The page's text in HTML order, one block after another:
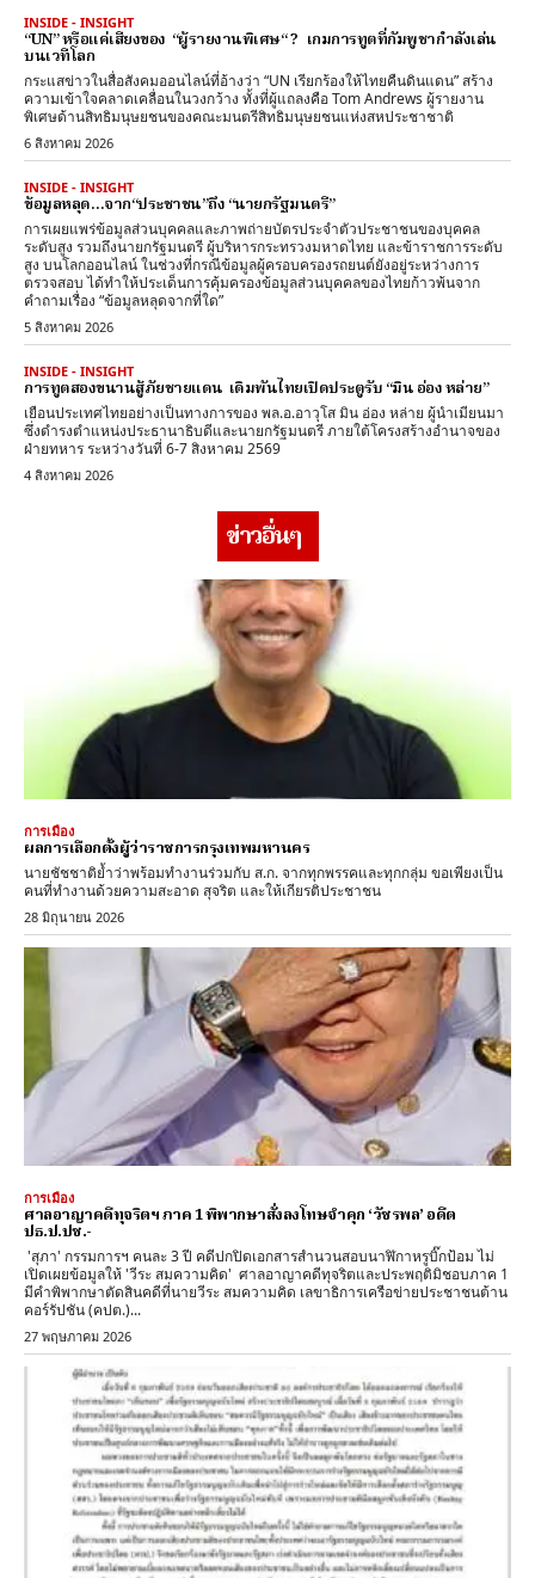
INSIDE - INSIGHT
“UN” หรือแค่เสียงของ “ผู้รายงานพิเศษ“ ? เกมการทูตที่กัมพูชากำลังเล่น
บนเวทีโลก
กระแสข่าวในสื่อสังคมออนไลน์ที่อ้างว่า “UN เรียกร้องให้ไทยคืนดินแดน” สร้าง
ความเข้าใจคลาดเคลื่อนในวงกว้าง ทั้งที่ผู้แถลงคือ Tom Andrews ผู้รายงาน
พิเศษด้านสิทธิมนุษยชนของคณะมนตรีสิทธิมนุษยชนแห่งสหประชาชาติ
6 สิงหาคม 2026
INSIDE - INSIGHT
ข้อมูลหลุด…จาก“ประชาชน”ถึง “นายกรัฐมนตรี”
การเผยแพร่ข้อมูลส่วนบุคคลและภาพถ่ายบัตรประจำตัวประชาชนของบุคคล
ระดับสูง รวมถึงนายกรัฐมนตรี ผู้บริหารกระทรวงมหาดไทย และข้าราชการระดับ
สูง บนโลกออนไลน์ ในช่วงที่กรณีข้อมูลผู้ครอบครองรถยนต์ยังอยู่ระหว่างการ
ตรวจสอบ ได้ทำให้ประเด็นการคุ้มครองข้อมูลส่วนบุคคลของไทยก้าวพ้นจาก
คำถามเรื่อง “ข้อมูลหลุดจากที่ใด”
5 สิงหาคม 2026
INSIDE - INSIGHT
การทูตสองขนานสู้ภัยชายแดน เดิมพันไทยเปิดประตูรับ “มิน อ่อง หล่าย”
เยือนประเทศไทยอย่างเป็นทางการของ พล.อ.อาวุโส มิน อ่อง หล่าย ผู้นำเมียนมา
ซึ่งดำรงตำแหน่งประธานาธิบดีและนายกรัฐมนตรี ภายใต้โครงสร้างอำนาจของ
ฝ่ายทหาร ระหว่างวันที่ 6-7 สิงหาคม 2569
4 สิงหาคม 2026
ข่าวอื่นๆ
การเมือง
ผลการเลือกตั้งผู้ว่าราชการกรุงเทพมหานคร
นายชัชชาติย้ำว่าพร้อมทำงานร่วมกับ ส.ก. จากทุกพรรคและทุกกลุ่ม ขอเพียงเป็น
คนที่ทำงานด้วยความสะอาด สุจริต และให้เกียรติประชาชน
28 มิถุนายน 2026
การเมือง
ศาลอาญาคดีทุจริตฯ ภาค 1 พิพากษาสั่งลงโทษจำคุก ‘วัชรพล’ อดีต
ปธ.ป.ปช.-
'สุภา' กรรมการฯ คนละ 3 ปี คดีปกปิดเอกสารสำนวนสอบนาฬิกาหรูบิ๊กป้อม ไม่
เปิดเผยข้อมูลให้ 'วีระ สมความคิด' ศาลอาญาคดีทุจริตและประพฤติมิชอบภาค 1
มีคำพิพากษาตัดสินคดีที่นายวีระ สมความคิด เลขาธิการเครือข่ายประชาชนต้าน
คอร์รัปชัน (คปต.)...
27 พฤษภาคม 2026